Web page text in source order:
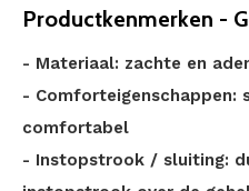
Productkenmerken -
- Materiaal: zachte en
- Comforteigenschappen:
comfortabel
- Instopstrook / sluiting: